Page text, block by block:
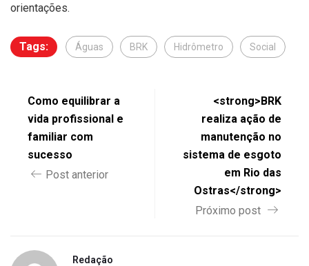
orientações.
Tags: Águas BRK Hidrômetro Social
Como equilibrar a
vida profissional e
familiar com
sucesso
Post anterior
<strong>BRK
realiza ação de
manutenção no
sistema de esgoto
em Rio das
Ostras</strong>
Próximo post
Redação